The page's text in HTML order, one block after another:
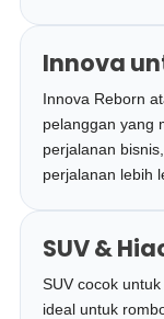
Innova
Innova Reborn
pelanggan yang
perjalanan
perjalanan lebih
SUV &
SUV cocok
ideal untuk